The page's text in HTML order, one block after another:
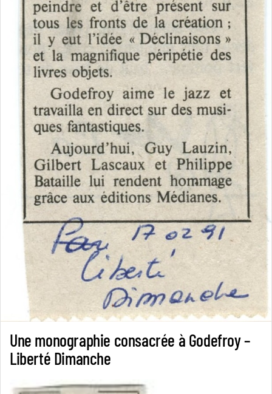
Une monographie consacrée à Godefroy –
Liberté Dimanche